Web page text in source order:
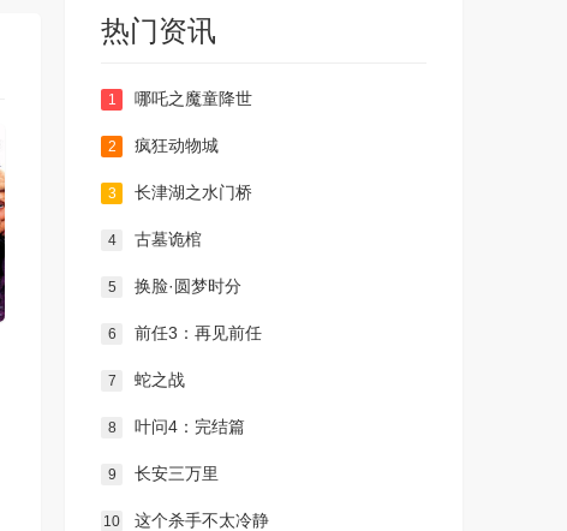
热门资讯
1 哪吒之魔童降世
2 疯狂动物城
3 长津湖之水门桥
4 古墓诡棺
5 换脸·圆梦时分
6 前任3：再见前任
7 蛇之战
8 叶问4：完结篇
9 长安三万里
10 这个杀手不太冷静